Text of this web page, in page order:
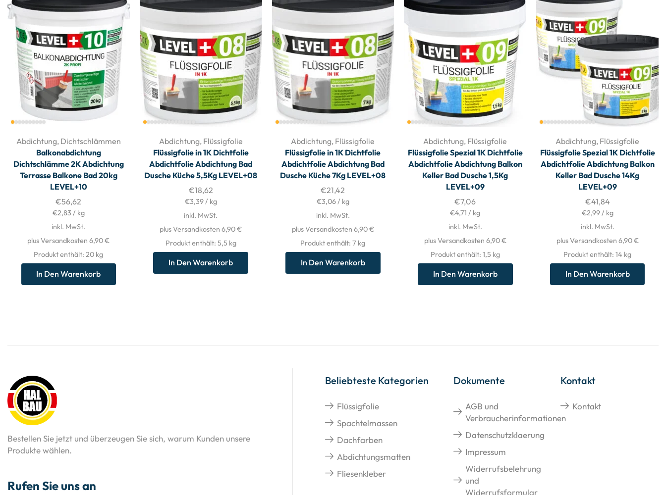
Abdichtung, Dichtschlämmen
Balkonabdichtung
Dichtschlämme 2K Abdichtung
Terrasse Balkone Bad 20kg
LEVEL+10
€56,62
€2,83 / kg
inkl. MwSt.
plus Versandkosten 6,90 €
Produkt enthält: 20 kg
In Den Warenkorb
Abdichtung, Flüssigfolie
Flüssigfolie in 1K Dichtfolie
Abdichtfolie Abdichtung Bad
Dusche Küche 5,5Kg LEVEL+08
€18,62
€3,39/ kg
inkl. MwSt.
plus Versandkosten 6,90 €
Produkt enthält: 5,5 kg
In Den Warenkorb
Abdichtung, Flüssigfolie
Flüssigfolie in 1K Dichtfolie
Abdichtfolie Abdichtung Bad
Dusche Küche 7Kg LEVEL+08
€21,42
€3,06/ kg
inkl. MwSt.
plus Versandkosten 6,90 €
Produkt enthält: 7 kg
In Den Warenkorb
Abdichtung, Flüssigfolie
Flüssigfolie Spezial 1K Dichtfolie
Abdichtfolie Abdichtung Balkon
Keller Bad Dusche 1,5Kg
LEVEL+09
€7,06
€4,71 / kg
inkl. MwSt.
plus Versandkosten 6,90 €
Produkt enthält: 1,5 kg
In Den Warenkorb
Abdichtung, Flüssigfolie
Flüssigfolie Spezial 1K Dichtfolie
Abdichtfolie Abdichtung Balkon
Keller Bad Dusche 14Kg
LEVEL+09
€41,84
€2,99/ kg
inkl. MwSt.
plus Versandkosten 6,90 €
Produkt enthält: 14 kg
In Den Warenkorb
Bestellen Sie jetzt und überzeugen Sie sich, warum Kunden unsere
Produkte wählen.
Rufen Sie uns an
Beliebteste Kategorien
Flüssigfolie
Spachtelmassen
Dachfarben
Abdichtungsmatten
Fliesenkleber
Dokumente
AGB und
Verbraucherinformationen
Datenschutzklaerung
Impressum
Widerrufsbelehrung
und
Widerrufsformular
Kontakt
Kontakt